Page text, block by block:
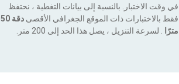
في وقت الاختبار. بالنسبة إلى بيانات التغطية ، نحتفظ
فقط بالاختبارات ذات الموقع الجغرافي الأقصى
دقة 50
مترًا
. لسرعة التنزيل ، يصل هذا الحد إلى 200 متر.